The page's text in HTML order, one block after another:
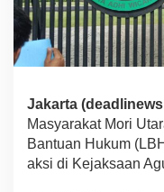
Jakarta
Masyarakat Mori
Bantuan Hukum
aksi di Kejaksaan